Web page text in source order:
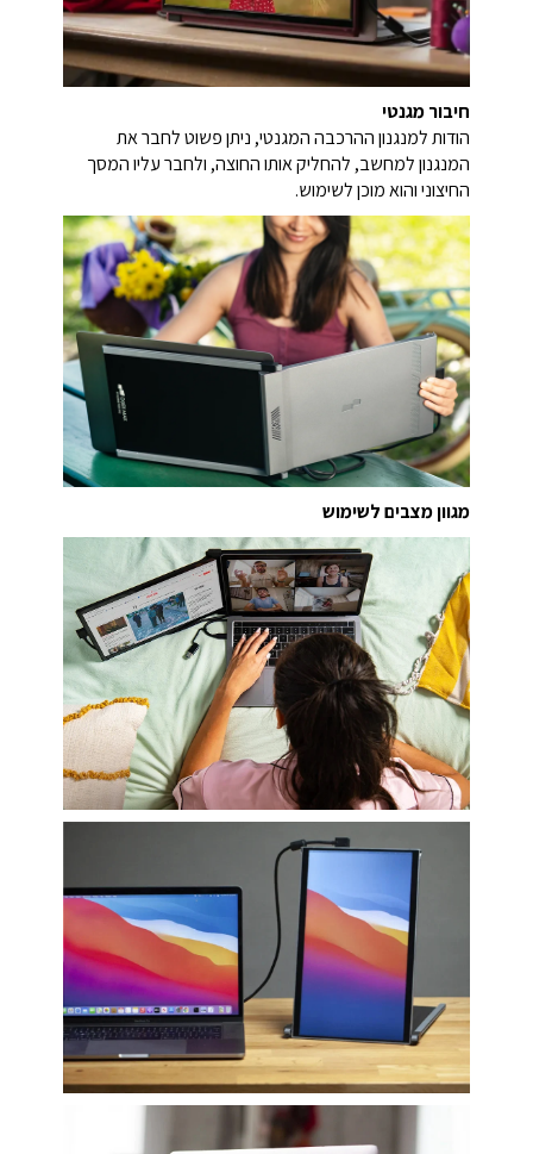
חיבור מגנטי
הודות למנגנון ההרכבה המגנטי, ניתן פשוט לחבר את
המנגנון למחשב, להחליק אותו החוצה, ולחבר עליו המסך
החיצוני והוא מוכן לשימוש.
מגוון מצבים לשימוש